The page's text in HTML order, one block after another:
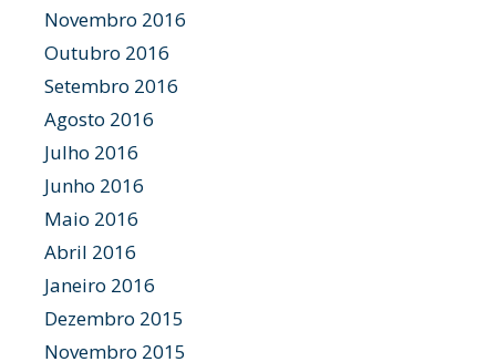
Novembro 2016
Outubro 2016
Setembro 2016
Agosto 2016
Julho 2016
Junho 2016
Maio 2016
Abril 2016
Janeiro 2016
Dezembro 2015
Novembro 2015